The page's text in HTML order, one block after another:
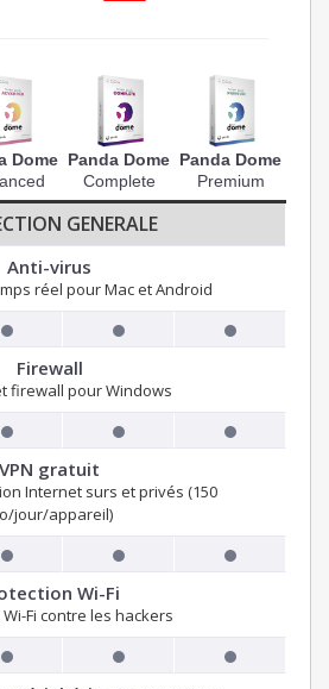
Dome Panda Dome
Complete
Panda Dome
Premium
GENERALE
Anti-virus
réel pour Mac et Android
Firewall
firewall pour Windows
VPN gratuit
Internet surs et privés (150
jour/appareil)
Wi-Fi
Fi contre les hackers